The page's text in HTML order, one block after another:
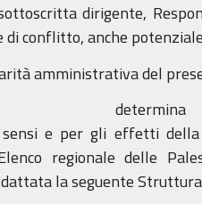
dirigente,
di conflitto, anche
amministrativa del
determina
e per gli effetti
regionale delle
la seguente